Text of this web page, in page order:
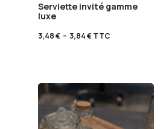
Serviette invité gamme
luxe
3,48€ – 3,84€TTC